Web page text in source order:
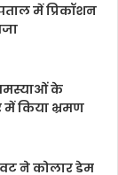
में प्रिकॉशन
समस्याओं के
में किया भ्रमण
ने कोलार डेम